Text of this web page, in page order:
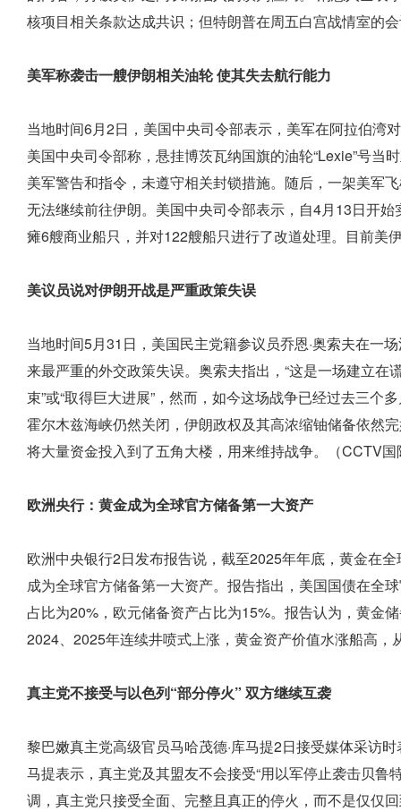
核项目相关条款达成共识；但特朗普在周五白宫战情室的
美军称袭击一艘伊朗相关油轮 使其失去航行能力
当地时间6月2日，美国中央司令部表示，美军在阿拉伯湾
美国中央司令部称，悬挂博茨瓦纳国旗的油轮“Lexie”号
美军警告和指令，未遵守相关封锁措施。随后，一架美军
无法继续前往伊朗。美国中央司令部表示，自4月13日开
瘫6艘商业船只，并对122艘船只进行了改道处理。目前美
美议员说对伊朗开战是严重政策失误
当地时间5月31日，美国民主党籍参议员乔恩·奥索夫在一
来最严重的外交政策失误。奥索夫指出，“这是一场建立在
束”或“取得巨大进展”，然而，如今这场战争已经过去三个
霍尔木兹海峡仍然关闭，伊朗政权及其高浓缩铀储备依然
将大量资金投入到了五角大楼，用来维持战争。（CCTV
欧洲央行：黄金成为全球官方储备第一大资产
欧洲中央银行2日发布报告说，截至2025年年底，黄金在
成为全球官方储备第一大资产。报告指出，美国国债在全
占比为20%，欧元储备资产占比为15%。报告认为，黄金
2024、2025年连续井喷式上涨，黄金资产价值水涨船高
真主党不接受与以色列“部分停火” 双方继续互袭
黎巴嫩真主党高级官员马哈茂德·库马提2日接受媒体采访
马提表示，真主党及其盟友不会接受“用以军停止袭击贝
调，真主党只接受全面、完整且真正的停火，而不是仅仅